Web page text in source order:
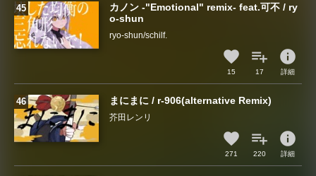
カノン -"Emotional" remix- feat.可不 / ry
o-shun
ryo-shun/schilf.
15 17
info
詳細
まにまに / r-906(alternative Remix)
芥田レンリ
271 220
info
詳細